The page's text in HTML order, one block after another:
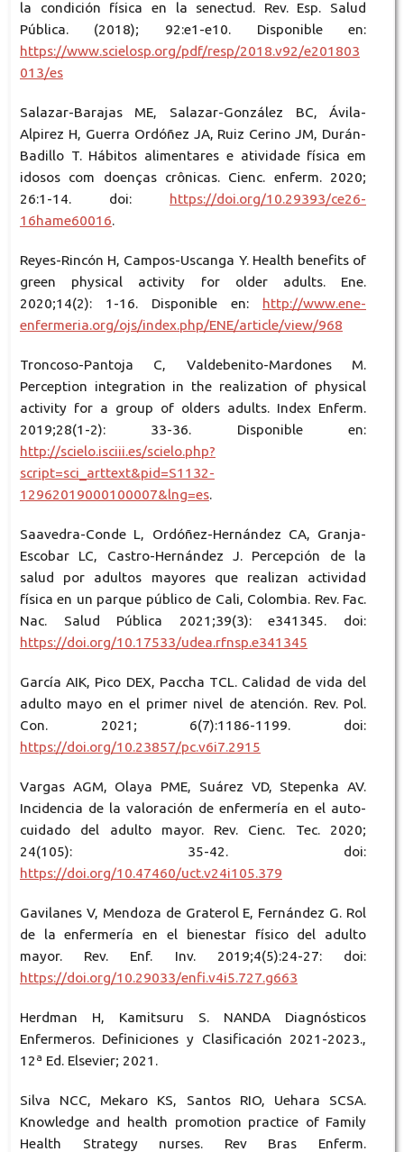
la condición física en la senectud. Rev. Esp. Salud
Pública. (2018); 92:e1-e10. Disponible en:
https://www.scielosp.org/pdf/resp/2018.v92/e201803
013/es
Salazar-Barajas ME, Salazar-González BC, Ávila-
Alpirez H, Guerra Ordóñez JA, Ruiz Cerino JM, Durán-
Badillo T. Hábitos alimentares e atividade física em
idosos com doenças crônicas. Cienc. enferm. 2020;
26:1-14. doi: https://doi.org/10.29393/ce26-
16hame60016.
Reyes-Rincón H, Campos-Uscanga Y. Health benefits of
green physical activity for older adults. Ene.
2020;14(2): 1-16. Disponible en: http://www.ene-
enfermeria.org/ojs/index.php/ENE/article/view/968
Troncoso-Pantoja C, Valdebenito-Mardones M.
Perception integration in the realization of physical
activity for a group of olders adults. Index Enferm.
2019;28(1-2): 33-36. Disponible en:
http://scielo.isciii.es/scielo.php?
script=sci_arttext&pid=S1132-
12962019000100007&lng=es.
Saavedra-Conde L, Ordóñez-Hernández CA, Granja-
Escobar LC, Castro-Hernández J. Percepción de la
salud por adultos mayores que realizan actividad
física en un parque público de Cali, Colombia. Rev. Fac.
Nac. Salud Pública 2021;39(3): e341345. doi:
https://doi.org/10.17533/udea.rfnsp.e341345
García AIK, Pico DEX, Paccha TCL. Calidad de vida del
adulto mayo en el primer nivel de atención. Rev. Pol.
Con. 2021; 6(7):1186-1199. doi:
https://doi.org/10.23857/pc.v6i7.2915
Vargas AGM, Olaya PME, Suárez VD, Stepenka AV.
Incidencia de la valoración de enfermería en el auto-
cuidado del adulto mayor. Rev. Cienc. Tec. 2020;
24(105): 35-42. doi:
https://doi.org/10.47460/uct.v24i105.379
Gavilanes V, Mendoza de Graterol E, Fernández G. Rol
de la enfermería en el bienestar físico del adulto
mayor. Rev. Enf. Inv. 2019;4(5):24-27: doi:
https://doi.org/10.29033/enfi.v4i5.727.g663
Herdman H, Kamitsuru S. NANDA Diagnósticos
Enfermeros. Definiciones y Clasificación 2021-2023.,
12ª Ed. Elsevier; 2021.
Silva NCC, Mekaro KS, Santos RIO, Uehara SCSA.
Knowledge and health promotion practice of Family
Health Strategy nurses. Rev Bras Enferm.